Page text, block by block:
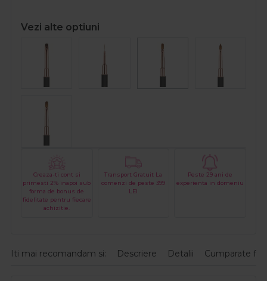
Vezi alte optiuni
Creaza-ti cont si
primesti 2% inapoi sub
forma de bonus de
fidelitate pentru fiecare
achizitie.
Transport Gratuit La
comenzi de peste 399
LEI
Peste 29 ani de
experienta in domeniu
Iti mai recomandam si: Descriere Detalii Cumparate